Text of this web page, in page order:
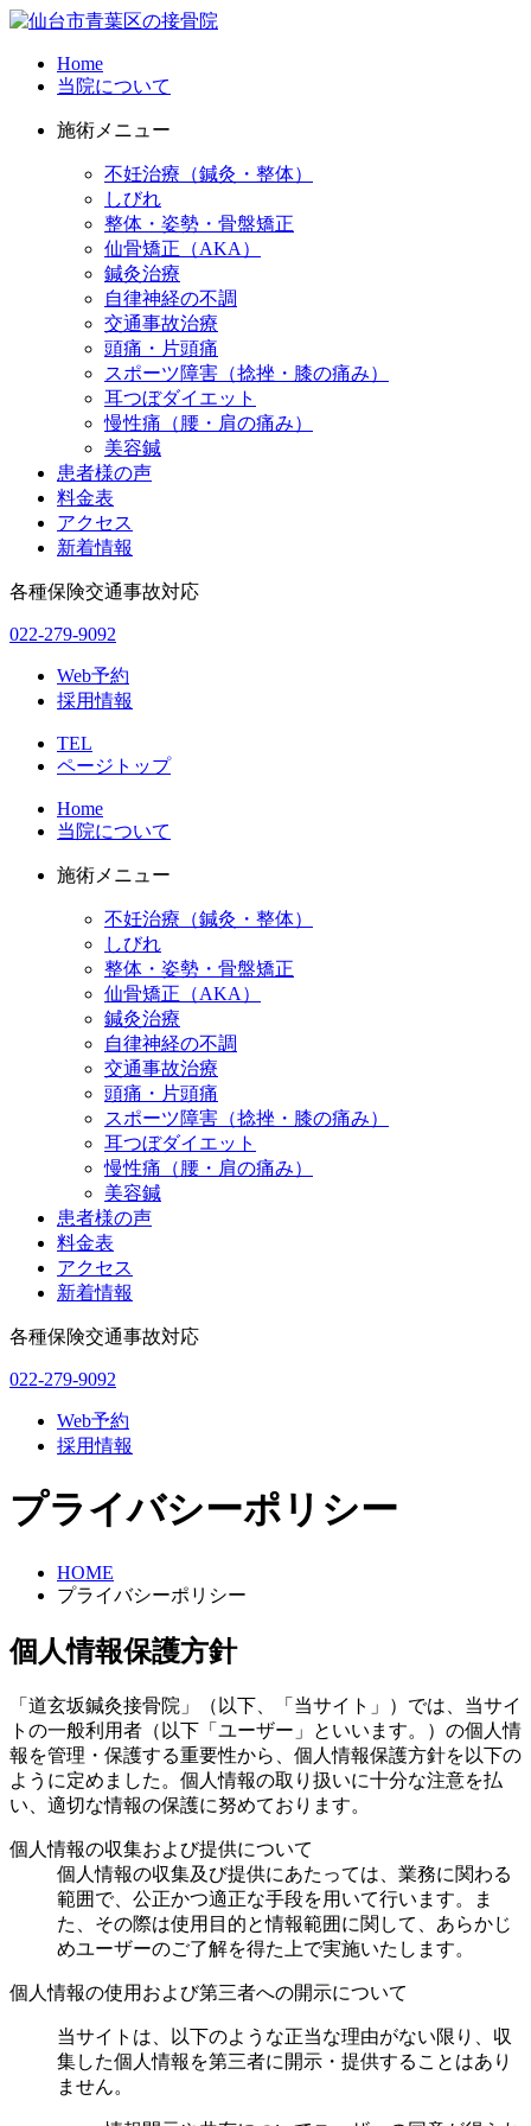
Home
当院について
施術メニュー
不妊治療（鍼灸・整体）
しびれ
整体・姿勢・骨盤矯正
仙骨矯正（AKA）
鍼灸治療
自律神経の不調
交通事故治療
頭痛・片頭痛
スポーツ障害（捻挫・膝の痛み）
耳つぼダイエット
慢性痛（腰・肩の痛み）
美容鍼
患者様の声
料金表
アクセス
新着情報
各種保険交通事故対応
022-279-9092
Web予約
採用情報
TEL
ページトップ
Home
当院について
施術メニュー
不妊治療（鍼灸・整体）
しびれ
整体・姿勢・骨盤矯正
仙骨矯正（AKA）
鍼灸治療
自律神経の不調
交通事故治療
頭痛・片頭痛
スポーツ障害（捻挫・膝の痛み）
耳つぼダイエット
慢性痛（腰・肩の痛み）
美容鍼
患者様の声
料金表
アクセス
新着情報
各種保険交通事故対応
022-279-9092
Web予約
採用情報
プライバシーポリシー
HOME
プライバシーポリシー
個人情報保護方針
「道玄坂鍼灸接骨院」（以下、「当サイト」）では、当サイ
トの一般利用者（以下「ユーザー」といいます。）の個人情
報を管理・保護する重要性から、個人情報保護方針を以下の
ように定めました。個人情報の取り扱いに十分な注意を払
い、適切な情報の保護に努めております。
個人情報の収集および提供について
個人情報の収集及び提供にあたっては、業務に関わる
範囲で、公正かつ適正な手段を用いて行います。ま
た、その際は使用目的と情報範囲に関して、あらかじ
めユーザーのご了解を得た上で実施いたします。
個人情報の使用および第三者への開示について
当サイトは、以下のような正当な理由がない限り、収
集した個人情報を第三者に開示・提供することはあり
ません。